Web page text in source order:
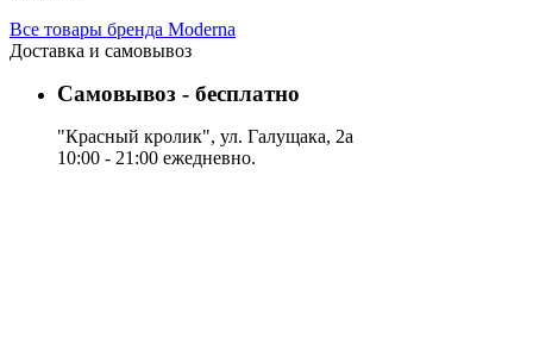
Все товары бренда Moderna
Доставка и самовывоз
Самовывоз - бесплатно
"Красный кролик", ул. Галущака, 2а
10:00 - 21:00 ежедневно.